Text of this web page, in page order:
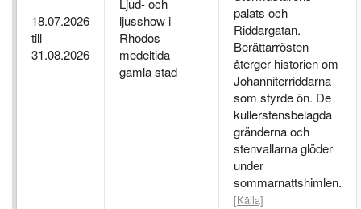
18.07.2026
till
31.08.2026
Ljud- och
ljusshow i
Rhodos
medeltida
gamla stad
palats och
Riddargatan.
Berättarrösten
återger historien om
Johanniterriddarna
som styrde ön. De
kullerstensbelagda
gränderna och
stenvallarna glöder
under
sommarnattshimlen.
[Källa]